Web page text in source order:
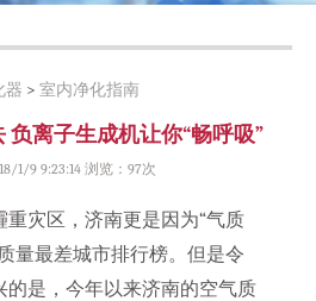
器 > 室内净化指南
负离子生成机让你“畅呼吸”
1/9 9:23:14 浏览： 97次
灾区，济南更是因为“气质
量最差城市排行榜。但是令
的是，今年以来济南的空气质